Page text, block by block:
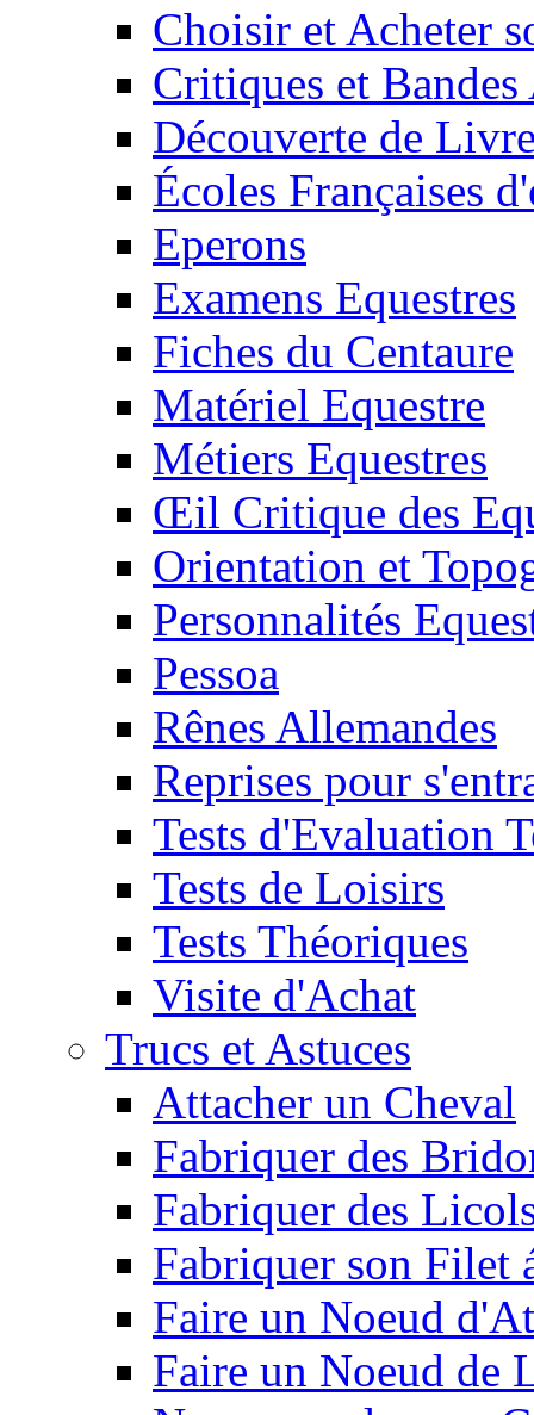
Choisir et Acheter
Critiques et
Découverte de
Écoles Françaises
Eperons
Examens Equestres
Fiches du Centaure
Matériel Equestre
Métiers Equestres
Œil Critique des
Orientation et
Personnalités
Pessoa
Rênes Allemandes
Reprises pour
Tests d'Evaluation
Tests de Loisirs
Tests Théoriques
Visite d'Achat
Trucs et Astuces
Attacher un Cheval
Fabriquer des
Fabriquer des
Fabriquer son Filet
Faire un Noeud
Faire un Noeud de